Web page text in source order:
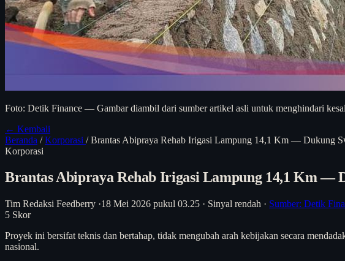
Foto: Detik Finance — Gambar diambil dari sumber artikel asli untuk menghindari
← Kembali
Beranda / Korporasi / Brantas Abipraya Rehab Irigasi Lampung 14,1 Km — Dukung
Korporasi
Brantas Abipraya Rehab Irigasi Lampung 14,1 Km —
Tim Redaksi Feedberry ·18 Mei 2026 pukul 03.25 · Sinyal rendah · Sumber: Detik
5 Skor
Proyek ini bersifat teknis dan bertahap, tidak mengubah arah kebijakan secara
nasional.